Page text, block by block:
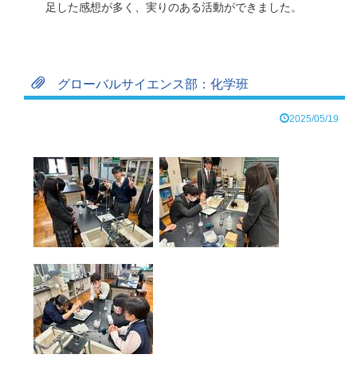
足した感想が多く、実りのある活動ができました。
グローバルサイエンス部：化学班
2025/05/19